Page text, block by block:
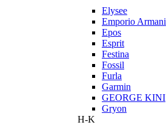
Elysee
Emporio Armani
Epos
Esprit
Festina
Fossil
Furla
Garmin
GEORGE KINI
Gryon
H-K